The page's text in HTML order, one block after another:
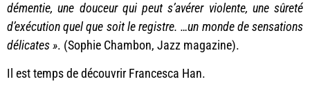
démentie, une douceur qui peut s’avérer violente, une sûreté
d’exécution quel que soit le registre. …un monde de sensations
délicates ». (Sophie Chambon, Jazz magazine).
Il est temps de découvrir Francesca Han.